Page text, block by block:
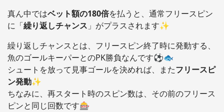
真ん中ではベット額の180倍を払うと、通常フリースピン
に「繰り返しチャンス 」がプラスされます✨
繰り返しチャンスとは、フリースピン終了時に発動する、
魚のゴールキーパーとのPK勝負なんです⚽🐟
シュートを放って見事ゴールを決めれば、またフリースピ
ン発動✨
ちなみに、再スタート時のスピン数は、その前のフリース
ピンと同じ回数です🎰